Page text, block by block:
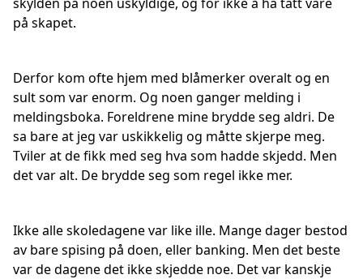
på skapet.
Derfor kom ofte hjem med blåmerker overalt og en
sult som var enorm. Og noen ganger melding i
meldingsboka. Foreldrene mine brydde seg aldri. De
sa bare at jeg var uskikkelig og måtte skjerpe meg.
Tviler at de fikk med seg hva som hadde skjedd. Men
det var alt. De brydde seg som regel ikke mer.
Ikke alle skoledagene var like ille. Mange dager bestod
av bare spising på doen, eller banking. Men det beste
var de dagene det ikke skjedde noe. Det var kanskje